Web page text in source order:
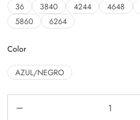
36 3840 4244 4648
5860
6264
Color
AZUL/NEGRO